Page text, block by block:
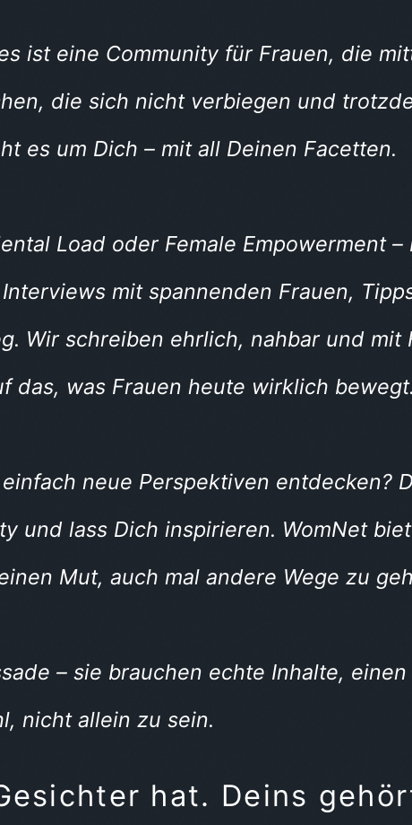
ist eine Community für Frauen, die
die sich nicht verbiegen und
es um Dich – mit all Deinen Facetten.
Load oder Female Empowerment
mit spannenden Frauen,
Wir schreiben ehrlich, nahbar und mit
das, was Frauen heute wirklich bewegt.
neue Perspektiven entdecken?
und lass Dich inspirieren. WomNet
Mut, auch mal andere Wege zu
– sie brauchen echte Inhalte,
nicht allein zu sein.
hat. Deins